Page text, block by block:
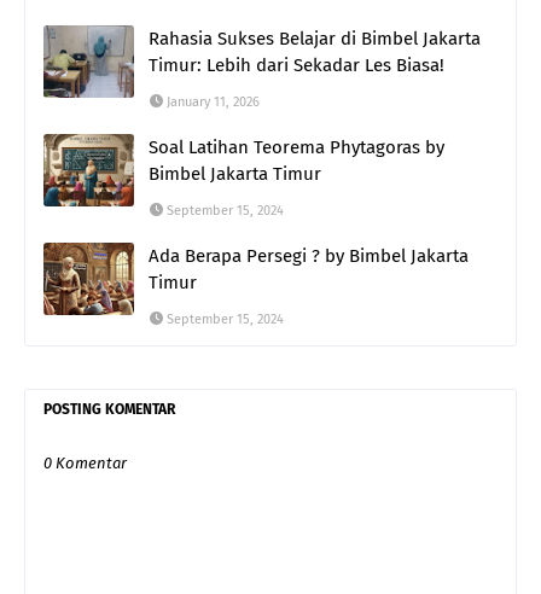
Rahasia Sukses Belajar di Bimbel Jakarta
Timur: Lebih dari Sekadar Les Biasa!
January 11, 2026
Soal Latihan Teorema Phytagoras by
Bimbel Jakarta Timur
September 15, 2024
Ada Berapa Persegi ? by Bimbel Jakarta
Timur
September 15, 2024
POSTING KOMENTAR
0 Komentar